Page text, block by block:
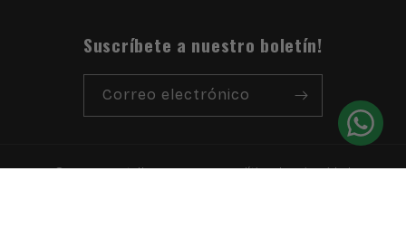
Suscríbete a nuestro boletín!
Correo electrónico
© 2026,Castellano Joyeros Política de privacidad